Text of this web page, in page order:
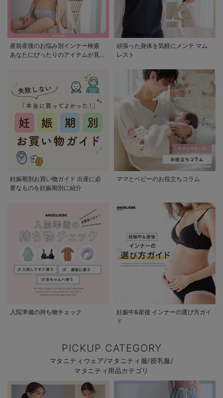
産前産後のお悩み別インナー検索
あなたにぴったりのアイテムが見つ
頑張った身体を気軽にメンテ マム
レスト
妊娠期別お買い物ガイド 出産に必
要なものを妊娠期別に紹介
ママとベビーのお役立ちコラム
入院準備の持ち物チェック
妊娠中&産後 インナーの選び方ガイ
ド
PICKUP CATEGORY
マタニティウェア/マタニティ服/授乳服/
マタニティ用品カテゴリ